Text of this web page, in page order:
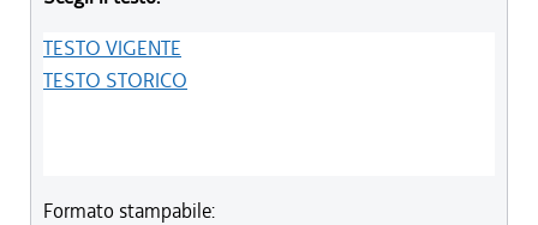
TESTO VIGENTE
TESTO STORICO
Formato stampabile: